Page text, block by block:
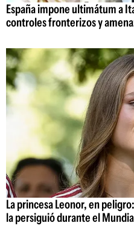
España impone ultimátum a
controles fronterizos y
La princesa Leonor, en
la persiguió durante el